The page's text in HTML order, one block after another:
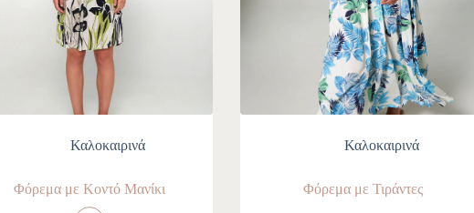
Καλοκαιρινά
Φόρεμα με Κοντό Μανίκι
Καλοκαιρινά
Φόρεμα με Τιράντες